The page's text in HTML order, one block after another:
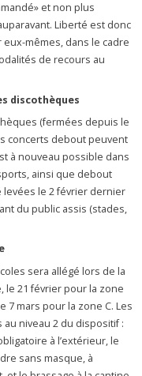
et non plus
Liberté est donc
mêmes, dans le cadre
de recours au
discothèques
(fermées depuis le
concerts debout peuvent
à nouveau possible dans
ainsi que debout
levées le 2 février dernier
du public assis (stades,
sera allégé lors de la
le 21 février pour la zone
7 mars pour la zone C. Les
niveau 2 du dispositif :
à l’extérieur, le
sans masque, à